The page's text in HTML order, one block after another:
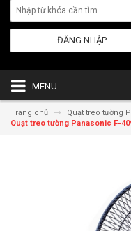
ĐĂNG NHẬP
MENU
Trang chủ
Quạt treo tường
Quạt treo tường Panasonic F-